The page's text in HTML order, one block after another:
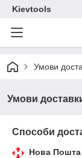
Kievtools
Умови
Умови
Способи
Нова Пошта